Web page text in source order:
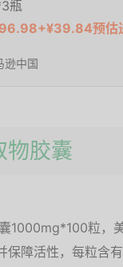
瓶
预估
逊中国
物胶囊
1000mg*100粒，
保障活性，每粒含